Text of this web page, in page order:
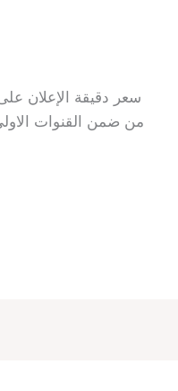
سعر دقيقة الإعلان
من ضمن القنوات